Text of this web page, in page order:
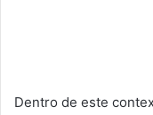
Dentro de este